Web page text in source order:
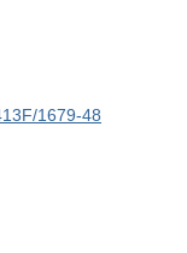
1679-48